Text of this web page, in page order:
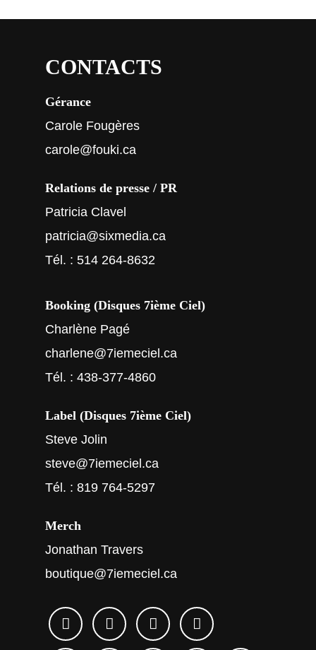
CONTACTS
Gérance
Carole Fougères
carole@fouki.ca
Relations de presse / PR
Patricia Clavel
patricia@sixmedia.ca
Tél. : 514 264-8632
Booking (Disques 7ième Ciel)
Charlène Pagé
charlene@7iemeciel.ca
Tél. : 438-377-4860
Label (Disques 7ième Ciel)
Steve Jolin
steve@7iemeciel.ca
Tél. : 819 764-5297
Merch
Jonathan Travers
boutique@7iemeciel.ca